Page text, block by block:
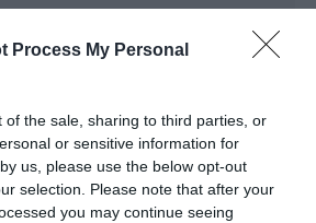
Process My Personal
of the sale, sharing to third parties, or
or sensitive information for
us, please use the below opt-out
selection. Please note that after your
you may continue seeing
την τόνωση των τοπικών
πρίσμα της αειφόρου
της ΔΕΗ στο έργο
με το επιχειρησιακό